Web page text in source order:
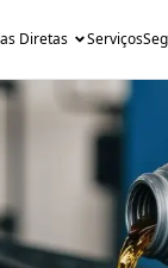
Diretas Serviços